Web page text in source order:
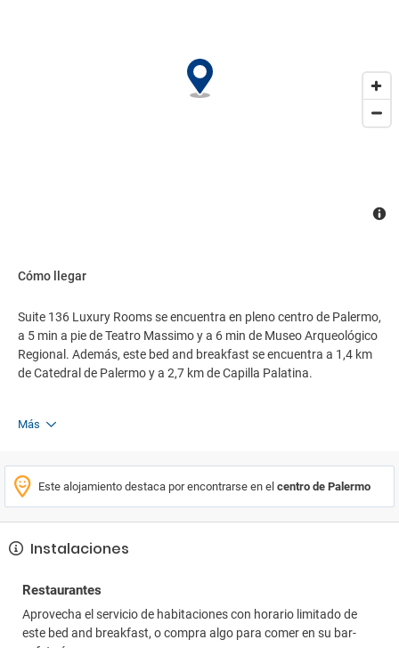
Cómo llegar
Suite 136 Luxury Rooms se encuentra en pleno centro de Palermo,
a 5 min a pie de Teatro Massimo y a 6 min de Museo Arqueológico
Regional. Además, este bed and breakfast se encuentra a 1,4 km
de Catedral de Palermo y a 2,7 km de Capilla Palatina.
Más
Este alojamiento destaca por encontrarse en el centro de Palermo
Instalaciones
Restaurantes
Aprovecha el servicio de habitaciones con horario limitado de
este bed and breakfast, o compra algo para comer en su bar-